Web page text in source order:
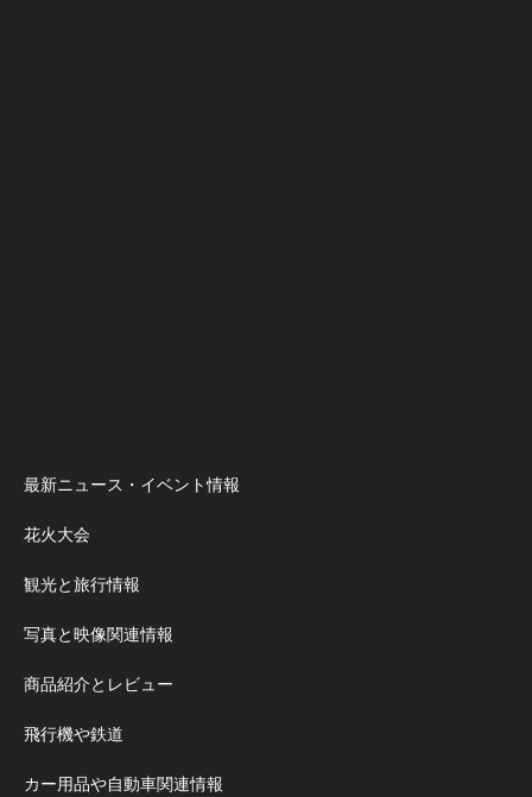
最新ニュース・イベント情報
花火大会
観光と旅行情報
写真と映像関連情報
商品紹介とレビュー
飛行機や鉄道
カー用品や自動車関連情報